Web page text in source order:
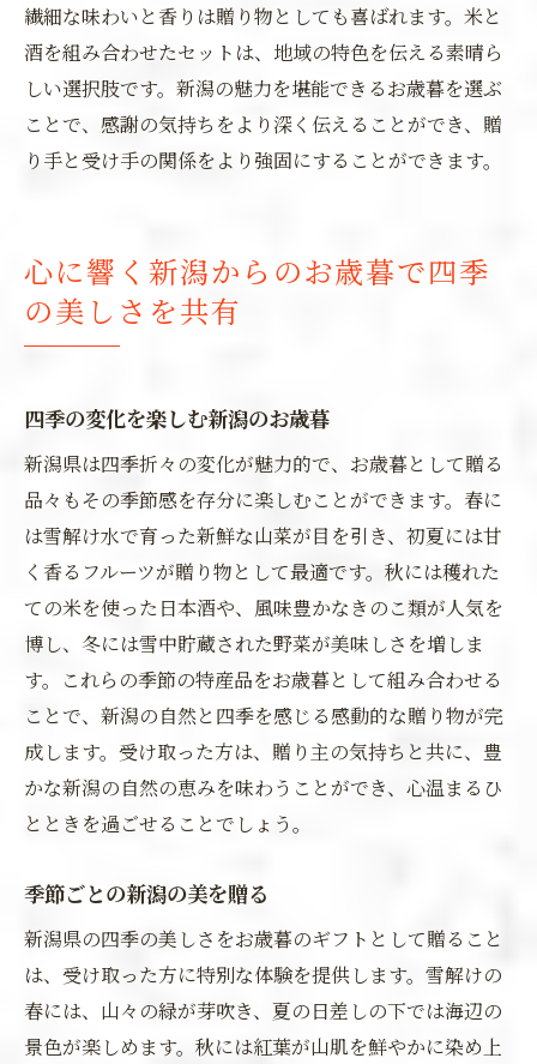
繊細な味わいと香りは贈り物としても喜ばれます。米と
酒を組み合わせたセットは、地域の特色を伝える素晴ら
しい選択肢です。新潟の魅力を堪能できるお歳暮を選ぶ
ことで、感謝の気持ちをより深く伝えることができ、贈
り手と受け手の関係をより強固にすることができます。
心に響く新潟からのお歳暮で四季
の美しさを共有
四季の変化を楽しむ新潟のお歳暮
新潟県は四季折々の変化が魅力的で、お歳暮として贈る
品々もその季節感を存分に楽しむことができます。春に
は雪解け水で育った新鮮な山菜が目を引き、初夏には甘
く香るフルーツが贈り物として最適です。秋には穫れた
ての米を使った日本酒や、風味豊かなきのこ類が人気を
博し、冬には雪中貯蔵された野菜が美味しさを増しま
す。これらの季節の特産品をお歳暮として組み合わせる
ことで、新潟の自然と四季を感じる感動的な贈り物が完
成します。受け取った方は、贈り主の気持ちと共に、豊
かな新潟の自然の恵みを味わうことができ、心温まるひ
とときを過ごせることでしょう。
季節ごとの新潟の美を贈る
新潟県の四季の美しさをお歳暮のギフトとして贈ること
は、受け取った方に特別な体験を提供します。雪解けの
春には、山々の緑が芽吹き、夏の日差しの下では海辺の
景色が楽しめます。秋には紅葉が山肌を鮮やかに染め上